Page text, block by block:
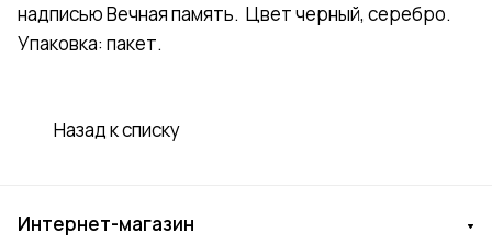
надписью Вечная память. Цвет черный, серебро.
Упаковка: пакет.
Назад к списку
Интернет-магазин